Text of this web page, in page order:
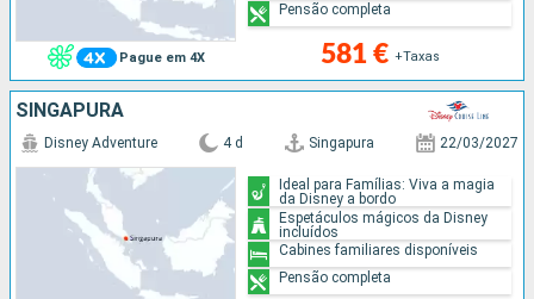
Pague em 4X 581 € +Taxas
Pensão completa
SINGAPURA
Disney Adventure 4 d Singapura 22/03/2027
Ideal para Famílias: Viva a magia
da Disney a bordo
Espetáculos mágicos da Disney
incluídos
Cabines familiares disponíveis
Pensão completa